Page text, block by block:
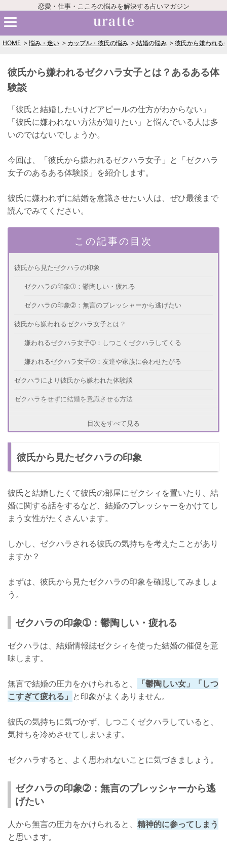
恋愛・仕事・こころの悩みを解決する占いマガジン
HOME 悩み・迷い カップル・彼氏の悩み 結婚の悩み 彼氏から嫌われる
彼氏から嫌われるゼクハラ女子とは？あるある体
験談
「彼氏と結婚したいけどアピールの仕方がわからない」
「彼氏に嫌われない方法が知りたい」と悩んでいる人は多
いのではないでしょうか。
今回は、「彼氏から嫌われるゼクハラ女子」と「ゼクハラ
女子のあるある体験談」を紹介します。
彼氏に嫌われずに結婚を意識させたい人は、ぜひ最後まで
読んでみてください。
この記事の目次
彼氏から見たゼクハラの印象
ゼクハラの印象➀：鬱陶しい・疲れる
ゼクハラの印象➁：無言のプレッシャーから逃げたい
彼氏から嫌われるゼクハラ女子とは？
嫌われるゼクハラ女子➀：しつこくゼクハラしてくる
嫌われるゼクハラ女子➁：友達や家族に会わせたがる
ゼクハラにより彼氏から嫌われた体験談
ゼクハラをせずに結婚を意識させる方法
結婚したくても気をつけよう！
目次をすべて見る
彼氏から見たゼクハラの印象
彼氏と結婚したくて彼氏の部屋にゼクシィを置いたり、結
婚に関する話をするなど、結婚のプレッシャーをかけてし
まう女性がたくさんいます。
しかし、ゼクハラされる彼氏の気持ちを考えたことがあり
ますか？
まずは、彼氏から見たゼクハラの印象を確認してみましょ
う。
ゼクハラの印象➀：鬱陶しい・疲れる
ゼクハラは、結婚情報誌ゼクシィを使った結婚の催促を意
味します。
無言で結婚の圧力をかけられると、
「鬱陶しい女」「しつ
こすぎて疲れる」 と印象がよくありません。
彼氏の気持ちに気づかず、しつこくゼクハラしていると、
気持ちを冷めさせてしまいます。
ゼクハラすると、よく思われないことに気づきましょう。
ゼクハラの印象➁：無言のプレッシャーから逃
げたい
人から無言の圧力をかけられると、 精神的に参ってしまう
と思います。